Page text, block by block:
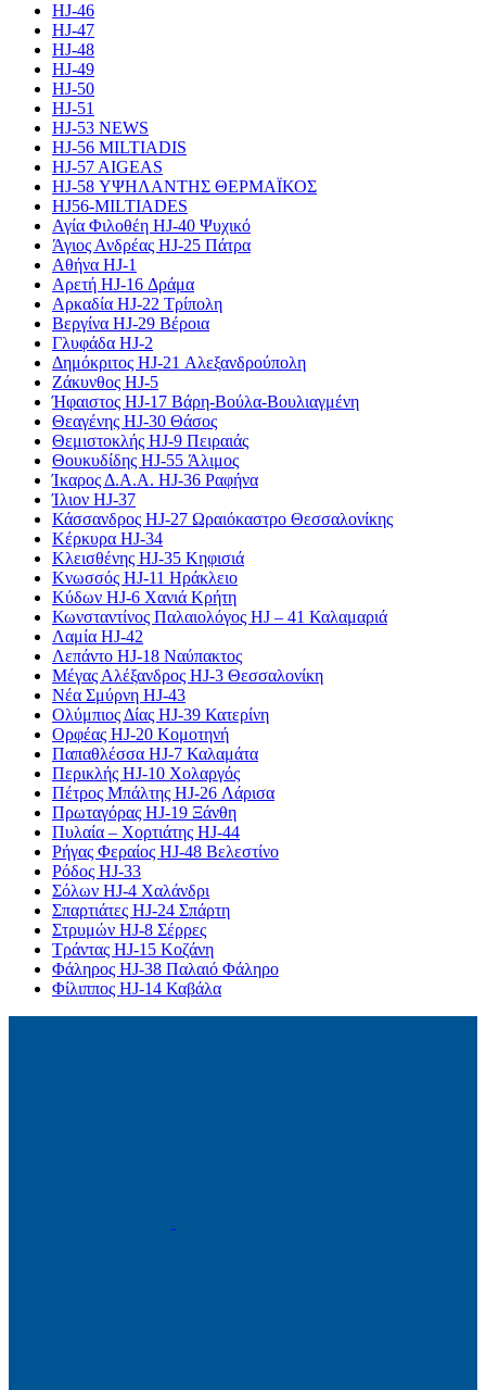
HJ-46
HJ-47
HJ-48
HJ-49
HJ-50
HJ-51
HJ-53 NEWS
HJ-56 MILTIADIS
HJ-57 AIGEAS
HJ-58 ΥΨΗΛΑΝΤΗΣ ΘΕΡΜΑΪΚΟΣ
HJ56-MILTIADES
Αγία Φιλοθέη HJ-40 Ψυχικό
Άγιος Ανδρέας HJ-25 Πάτρα
Αθήνα HJ-1
Αρετή HJ-16 Δράμα
Αρκαδία HJ-22 Τρίπολη
Βεργίνα HJ-29 Βέροια
Γλυφάδα HJ-2
Δημόκριτος HJ-21 Αλεξανδρούπολη
Ζάκυνθος HJ-5
Ήφαιστος HJ-17 Βάρη-Βούλα-Βουλιαγμένη
Θεαγένης HJ-30 Θάσος
Θεμιστοκλής HJ-9 Πειραιάς
Θουκυδίδης HJ-55 Άλιμος
Ίκαρος Δ.Α.Α. HJ-36 Ραφήνα
Ίλιον HJ-37
Κάσσανδρος HJ-27 Ωραιόκαστρο Θεσσαλονίκης
Κέρκυρα HJ-34
Κλεισθένης HJ-35 Κηφισιά
Κνωσσός HJ-11 Ηράκλειο
Κύδων HJ-6 Χανιά Κρήτη
Κωνσταντίνος Παλαιολόγος HJ – 41 Καλαμαριά
Λαμία HJ-42
Λεπάντο HJ-18 Ναύπακτος
Μέγας Αλέξανδρος HJ-3 Θεσσαλονίκη
Νέα Σμύρνη HJ-43
Ολύμπιος Δίας HJ-39 Κατερίνη
Ορφέας HJ-20 Κομοτηνή
Παπαθλέσσα HJ-7 Καλαμάτα
Περικλής HJ-10 Χολαργός
Πέτρος Μπάλτης HJ-26 Λάρισα
Πρωταγόρας HJ-19 Ξάνθη
Πυλαία – Χορτιάτης HJ-44
Ρήγας Φεραίος HJ-48 Βελεστίνο
Ρόδος HJ-33
Σόλων HJ-4 Χαλάνδρι
Σπαρτιάτες HJ-24 Σπάρτη
Στρυμών HJ-8 Σέρρες
Τράντας HJ-15 Κοζάνη
Φάληρος HJ-38 Παλαιό Φάληρο
Φίλιππος HJ-14 Καβάλα